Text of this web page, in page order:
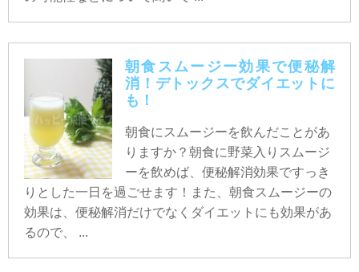
朝食スムージー効果で便秘解
消！デトックスでダイエットに
も！
朝食にスムージーを飲んだことがあ
りますか？朝食に野菜入りスムージ
ーを飲めば、便秘解消効果ですっき
りとした一日を過ごせます！また、朝食スムージーの
効果は、便秘解消だけでなくダイエットにも効果があ
るので、 ...